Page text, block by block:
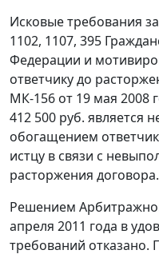
Исковые требования
1102, 1107, 395
Федерации и
ответчику до
МК-156 от 19 мая 2008
412 500 руб. является
обогащением
истцу в связи с
расторжения договора.
Решением
апреля 2011 года в
требований отказано.